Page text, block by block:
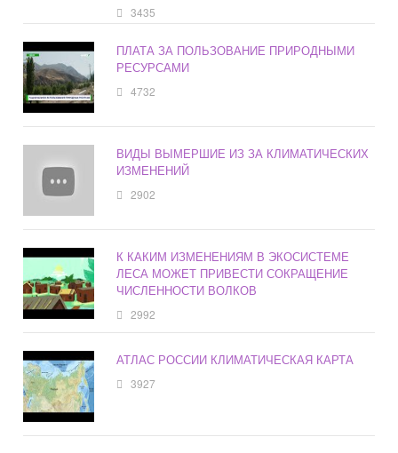
3435
ПЛАТА ЗА ПОЛЬЗОВАНИЕ ПРИРОДНЫМИ
РЕСУРСАМИ
4732
ВИДЫ ВЫМЕРШИЕ ИЗ ЗА КЛИМАТИЧЕСКИХ
ИЗМЕНЕНИЙ
2902
К КАКИМ ИЗМЕНЕНИЯМ В ЭКОСИСТЕМЕ
ЛЕСА МОЖЕТ ПРИВЕСТИ СОКРАЩЕНИЕ
ЧИСЛЕННОСТИ ВОЛКОВ
2992
АТЛАС РОССИИ КЛИМАТИЧЕСКАЯ КАРТА
3927